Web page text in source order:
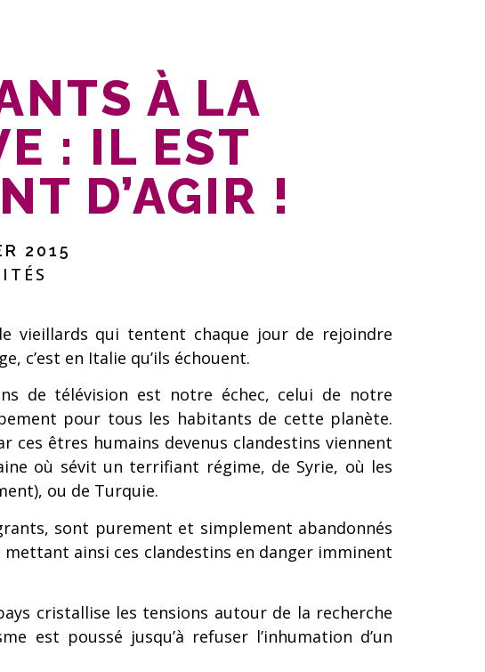
À LA
: IL EST
D’AGIR !
2015
vieillards qui tentent chaque jour de rejoindre
c’est en Italie qu’ils échouent.
de télévision est notre échec, celui de notre
pour tous les habitants de cette planète.
ces êtres humains devenus clandestins viennent
où sévit un terrifiant régime, de Syrie, où les
ou de Turquie.
sont purement et simplement abandonnés
ainsi ces clandestins en danger imminent
cristallise les tensions autour de la recherche
est poussé jusqu’à refuser l’inhumation d’un